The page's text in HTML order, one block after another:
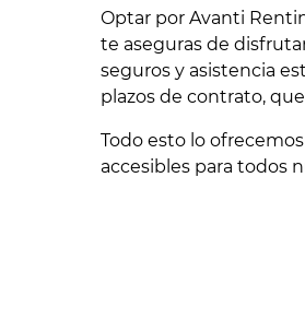
Optar por Avanti
te aseguras de
seguros y asistencia
plazos de contrato,
Todo esto lo
accesibles para todos